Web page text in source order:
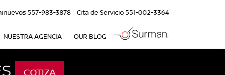
557-983-3878 Cita de Servicio551-002-3364
NUESTRA AGENCIA OUR BLOG
COTIZA